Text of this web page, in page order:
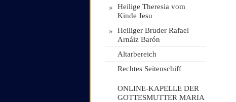
»
Heilige Theresia vom
Kinde Jesu
»
Heiliger Bruder Rafael
Arnáiz Barón
Altarbereich
Rechtes Seitenschiff
ONLINE-KAPELLE DER
GOTTESMUTTER MARIA